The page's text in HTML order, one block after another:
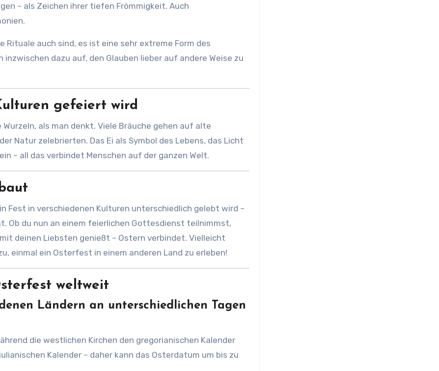
– als Zeichen ihrer tiefen Frömmigkeit. Auch
Rituale auch sind, es ist eine sehr extreme Form des
dazu auf, den Glauben lieber auf andere Weise zu
gefeiert wird
als man denkt. Viele Bräuche gehen auf alte
Natur zelebrierten. Das Ei als Symbol des Lebens, das Licht
– all das verbindet Menschen auf der ganzen Welt.
Fest in verschiedenen Kulturen unterschiedlich gelebt wird –
Ob du nun an einem feierlichen Gottesdienst teilnimmst,
deinen Liebsten genießt – Ostern verbindet. Vielleicht
einmal ein Osterfest in einem anderen Land zu erleben!
weltweit
Ländern an unterschiedlichen Tagen
die westlichen Kirchen den gregorianischen Kalender
Kalender – daher kann das Osterdatum um bis zu